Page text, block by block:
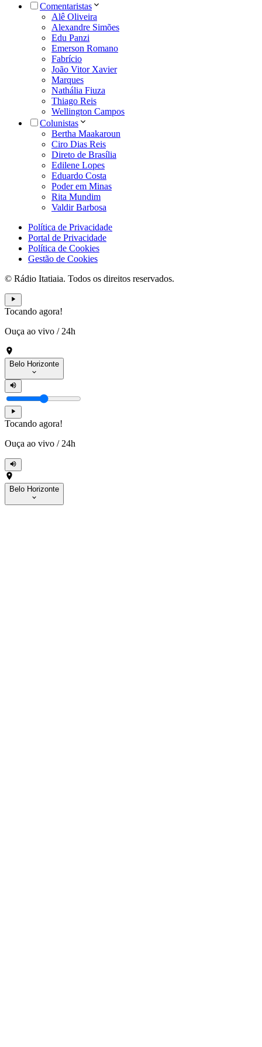
Comentaristas
Alê Oliveira
Alexandre Simões
Edu Panzi
Emerson Romano
Fabrício
João Vitor Xavier
Marques
Nathália Fiuza
Thiago Reis
Wellington Campos
Colunistas
Bertha Maakaroun
Ciro Dias Reis
Direto de Brasília
Edilene Lopes
Eduardo Costa
Poder em Minas
Rita Mundim
Valdir Barbosa
Política de Privacidade
Portal de Privacidade
Política de Cookies
Gestão de Cookies
© Rádio Itatiaia. Todos os direitos reservados.
Tocando agora!
Ouça ao vivo / 24h
Belo Horizonte
Tocando agora!
Ouça ao vivo / 24h
Belo Horizonte